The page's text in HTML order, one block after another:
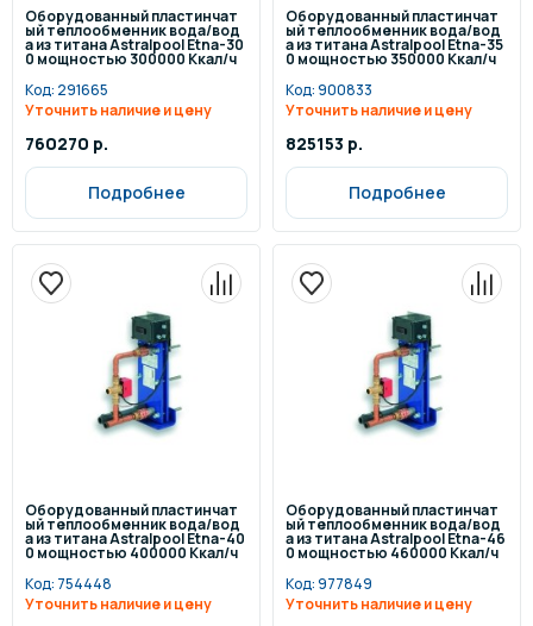
Оборудованный пластинчат
ый теплообменник вода/вод
а из титана Astralpool Etna-30
0 мощностью 300000 Ккал/ч
Код: 291665
Уточнить наличие и цену
760270 р.
Подробнее
Оборудованный пластинчат
ый теплообменник вода/вод
а из титана Astralpool Etna-35
0 мощностью 350000 Ккал/ч
Код:900833
Уточнить наличие и цену
825153 р.
Подробнее
Оборудованный пластинчат
ый теплообменник вода/вод
а из титана Astralpool Etna-40
0 мощностью 400000 Ккал/ч
Код: 754448
Уточнить наличие и цену
Оборудованный пластинчат
ый теплообменник вода/вод
а из титана Astralpool Etna-46
0 мощностью 460000 Ккал/ч
Код:977849
Уточнить наличие и цену